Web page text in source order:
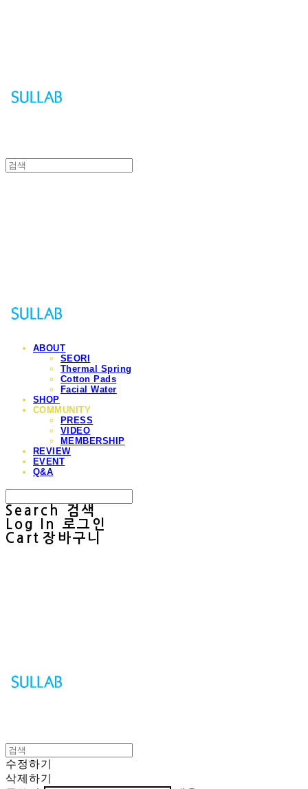
ABOUT
SEORI
Thermal Spring
Cotton Pads
Facial Water
SHOP
COMMUNITY
PRESS
VIDEO
MEMBERSHIP
REVIEW
EVENT
Q&A
Search
검색
Log In
로그인
Cart 장바구니
수정하기
삭제하기